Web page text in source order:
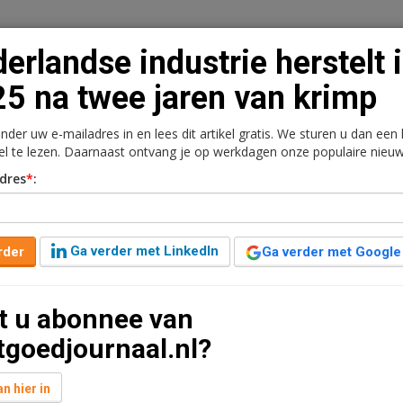
Vacaturebank Contact Abonnementen
herstelt in 2025 na twee
3 minuten leestijd
volgend jaar weer een stap vooruit. De
doordat consumenten weer wat meer
industrie herstelt
na twee jaren van krimp
uw e-mailadres in en lees dit artikel gratis. We sturen u dan een
te lezen. Daarnaast ontvang je op werkdagen onze populaire
*:
Ga verder met LinkedIn Ga verder met Google
u abonnee van
hier in